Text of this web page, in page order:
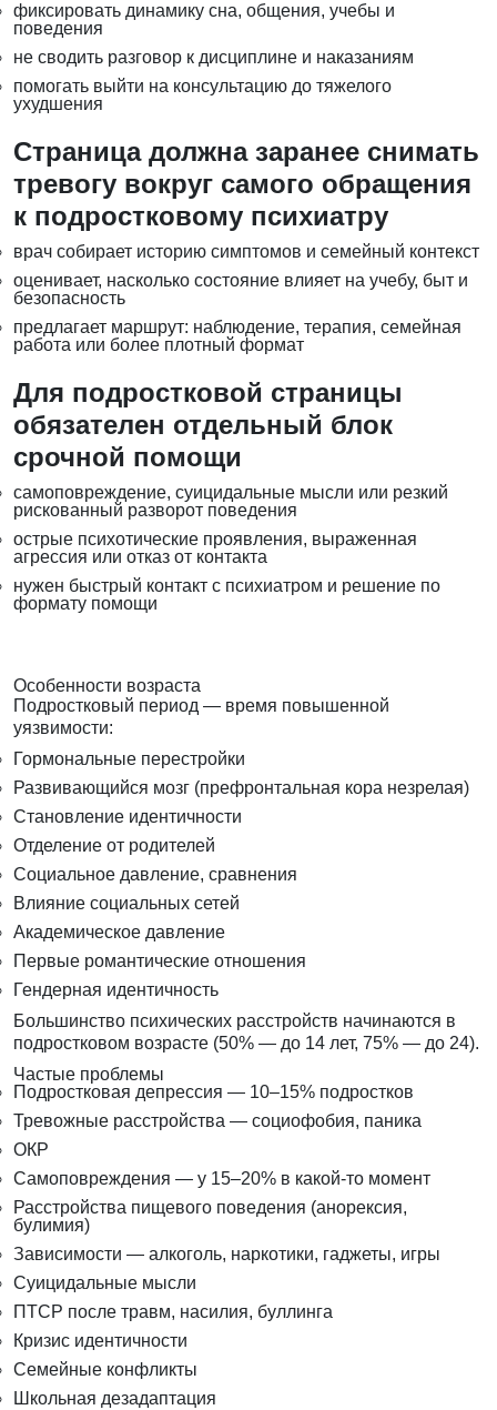
фиксировать динамику сна, общения, учебы и
поведения
не сводить разговор к дисциплине и наказаниям
помогать выйти на консультацию до тяжелого
ухудшения
Страница должна заранее снимать
тревогу вокруг самого обращения
к подростковому психиатру
врач собирает историю симптомов и семейный контекст
оценивает, насколько состояние влияет на учебу, быт и
безопасность
предлагает маршрут: наблюдение, терапия, семейная
работа или более плотный формат
Для подростковой страницы
обязателен отдельный блок
срочной помощи
самоповреждение, суицидальные мысли или резкий
рискованный разворот поведения
острые психотические проявления, выраженная
агрессия или отказ от контакта
нужен быстрый контакт с психиатром и решение по
формату помощи
Особенности возраста
Подростковый период — время повышенной
уязвимости:
Гормональные перестройки
Развивающийся мозг (префронтальная кора незрелая)
Становление идентичности
Отделение от родителей
Социальное давление, сравнения
Влияние социальных сетей
Академическое давление
Первые романтические отношения
Гендерная идентичность
Большинство психических расстройств начинаются в
подростковом возрасте (50% — до 14 лет, 75% — до 24).
Частые проблемы
Подростковая депрессия — 10–15% подростков
Тревожные расстройства — социофобия, паника
ОКР
Самоповреждения — у 15–20% в какой-то момент
Расстройства пищевого поведения (анорексия,
булимия)
Зависимости — алкоголь, наркотики, гаджеты, игры
Суицидальные мысли
ПТСР после травм, насилия, буллинга
Кризис идентичности
Семейные конфликты
Школьная дезадаптация